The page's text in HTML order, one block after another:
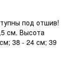
под отшив!
см. Высота
38 - 24 см; 39